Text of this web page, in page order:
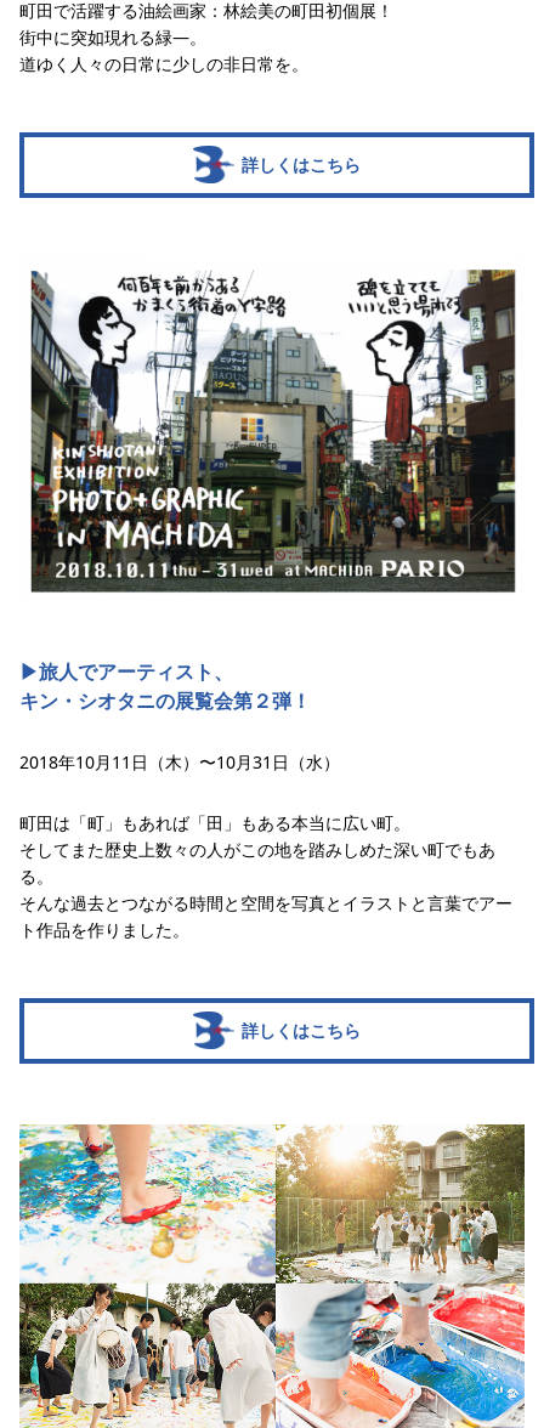
町田で活躍する油絵画家：林絵美の町田初個展！
街中に突如現れる緑―。
道ゆく人々の日常に少しの非日常を。
詳しくはこちら
▶︎旅人でアーティスト、
キン・シオタニの展覧会第２弾！
2018年10月11日（木）〜10月31日（水）
町田は「町」もあれば「田」もある本当に広い町。
そしてまた歴史上数々の人がこの地を踏みしめた深い町でもあ
る。
そんな過去とつながる時間と空間を写真とイラストと言葉でアー
ト作品を作りました。
詳しくはこちら